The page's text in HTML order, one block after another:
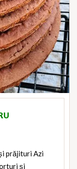
prăjituri Azi
și